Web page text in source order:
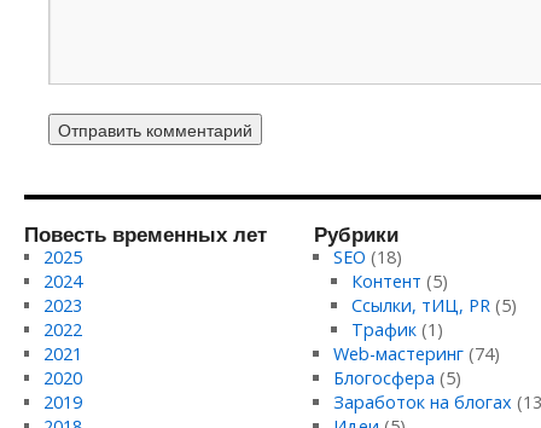
Повесть временных лет
2025
2024
2023
2022
2021
2020
2019
Рубрики
SEO (18)
Контент (5)
Ссылки, тИЦ, PR (5)
Трафик (1)
Web-мастеринг(74)
Блогосфера (5)
Заработок на блогах